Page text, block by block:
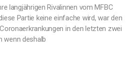
langjährigen Rivalinnen vom MFBC
Partie keine einfache wird, war den
in den letzten zwei
wenn deshalb